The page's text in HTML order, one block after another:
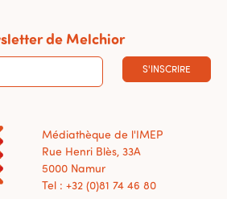
de Melchior
S'INSCRIRE
Médiathèque de l'IMEP
Rue Henri Blès, 33A
5000 Namur
Tel : +32 (0)81 74 46 80